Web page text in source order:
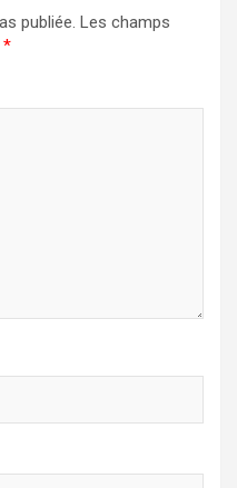
publiée. Les champs
*